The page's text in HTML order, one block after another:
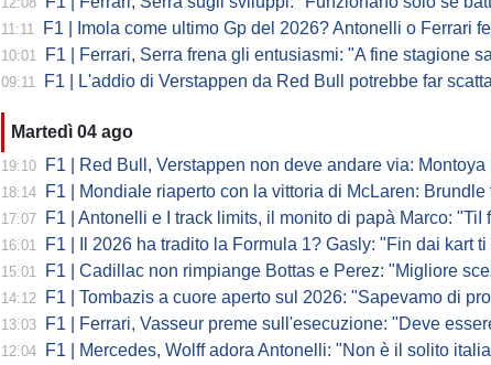
11:11 F1 | Imola come ultimo Gp del 2026? Antonelli o Ferrari festeggiano il titolo
10:01 F1 | Ferrari, Serra frena gli entusiasmi: "A fine stagione sapremo se SF-26
09:11 F1 | L'addio di Verstappen da Red Bull potrebbe far scattare un domino: ne parla
Martedì 04 ago
19:10 F1 | Red Bull, Verstappen non deve andare via: Montoya lo
18:14 F1 | Mondiale riaperto con la vittoria di McLaren: Brundle tifa
17:07 F1 | Antonelli e I track limits, il monito di papà Marco: "TiI faccio fare la fine
16:01 F1 | Il 2026 ha tradito la Formula 1? Gasly: "Fin dai kart ti dicono di non alzare il
15:01 F1 | Cadillac non rimpiange Bottas e Perez: "Migliore scelta che
14:12 F1 | Tombazis a cuore aperto sul 2026: "Sapevamo di problemi, ma serviva un
13:03 F1 | Ferrari, Vasseur preme sull'esecuzione: "Deve essere il nostro punto
12:04 F1 | Mercedes, Wolff adora Antonelli: "Non è il solito italiano, in bolla